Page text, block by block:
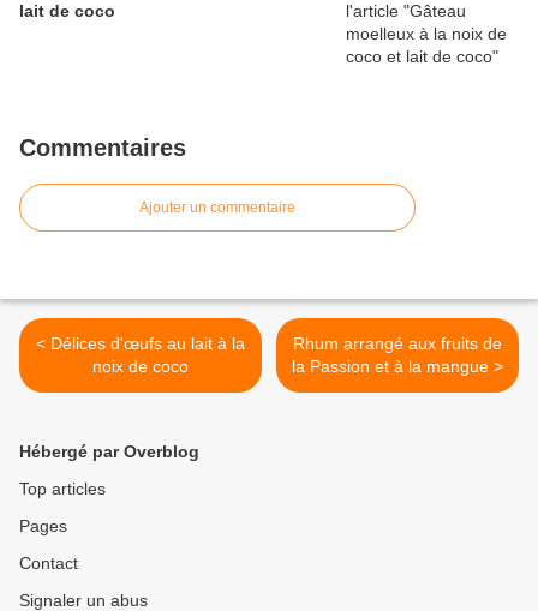
lait de coco
Commentaires
Ajouter un commentaire
< Délices d'œufs au lait à la
noix de coco
Rhum arrangé aux fruits de
la Passion et à la mangue >
Hébergé par Overblog
Top articles
Pages
Contact
Signaler un abus